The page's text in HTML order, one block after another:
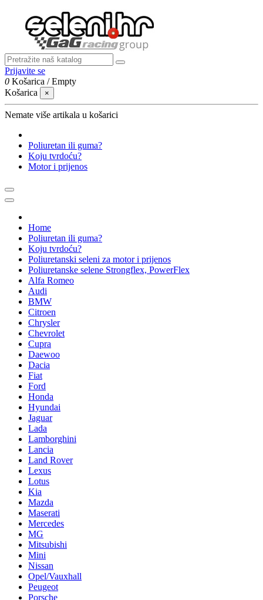
Prijavite se
0 Košarica /Empty
Košarica
×
Nemate više artikala u košarici
Poliuretan ili guma?
Koju tvrdoću?
Motor i prijenos
Home
Poliuretan ili guma?
Koju tvrdoću?
Poliuretanski seleni za motor i prijenos
Poliuretanske selene Strongflex, PowerFlex
Alfa Romeo
Audi
BMW
Citroen
Chrysler
Chevrolet
Cupra
Daewoo
Dacia
Fiat
Ford
Honda
Hyundai
Jaguar
Lada
Lamborghini
Lancia
Land Rover
Lexus
Lotus
Kia
Mazda
Maserati
Mercedes
MG
Mitsubishi
Mini
Nissan
Opel/Vauxhall
Peugeot
Porsche